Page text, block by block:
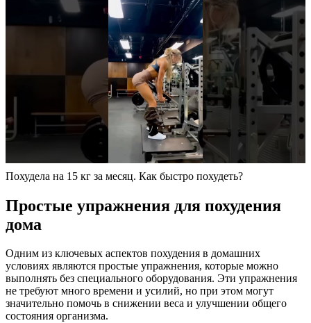
Похудела на 15 кг за месяц. Как быстро похудеть?
Простые упражнения для похудения
дома
Одним из ключевых аспектов похудения в домашних
условиях являются простые упражнения, которые можно
выполнять без специального оборудования. Эти упражнения
не требуют много времени и усилий, но при этом могут
значительно помочь в снижении веса и улучшении общего
состояния организма.